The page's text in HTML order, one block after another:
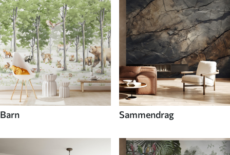
Barn Sammendrag